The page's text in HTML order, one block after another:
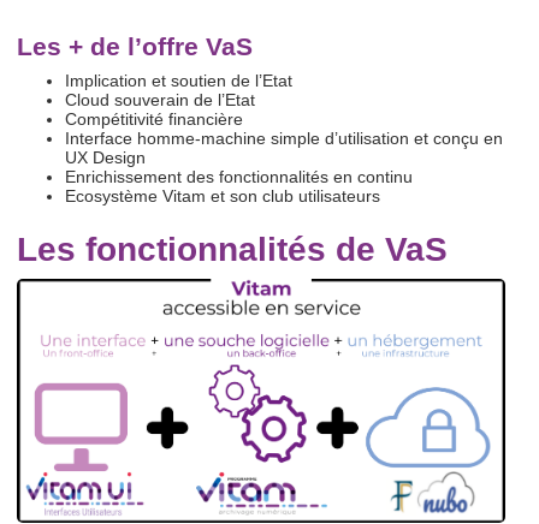
Les + de l’offre VaS
Implication et soutien de l’Etat
Cloud souverain de l’Etat
Compétitivité financière
Interface homme-machine simple d’utilisation et conçu en
UX Design
Enrichissement des fonctionnalités en continu
Ecosystème Vitam et son club utilisateurs
Les fonctionnalités de VaS